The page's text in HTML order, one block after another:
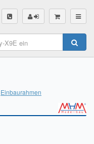
Einbaurahmen